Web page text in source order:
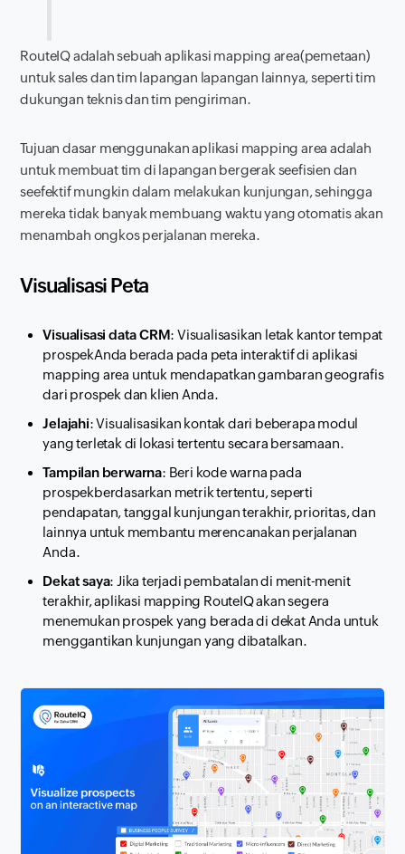
RouteIQ adalah sebuah aplikasi mapping area(pemetaan)
untuk sales dan tim lapangan lapangan lainnya, seperti tim
dukungan teknis dan tim pengiriman.
Tujuan dasar menggunakan aplikasi mapping area adalah
untuk membuat tim di lapangan bergerak seefisien dan
seefektif mungkin dalam melakukan kunjungan, sehingga
mereka tidak banyak membuang waktu yang otomatis akan
menambah ongkos perjalanan mereka.
Visualisasi Peta
Visualisasi data CRM: Visualisasikan letak kantor tempat
prospekAnda berada pada peta interaktif di aplikasi
mapping area untuk mendapatkan gambaran geografis
dari prospek dan klien Anda.
Jelajahi: Visualisasikan kontak dari beberapa modul
yang terletak di lokasi tertentu secara bersamaan.
Tampilan berwarna: Beri kode warna pada
prospekberdasarkan metrik tertentu, seperti
pendapatan, tanggal kunjungan terakhir, prioritas, dan
lainnya untuk membantu merencanakan perjalanan
Anda.
Dekat saya: Jika terjadi pembatalan di menit-menit
terakhir, aplikasi mapping RouteIQ akan segera
menemukan prospek yang berada di dekat Anda untuk
menggantikan kunjungan yang dibatalkan.